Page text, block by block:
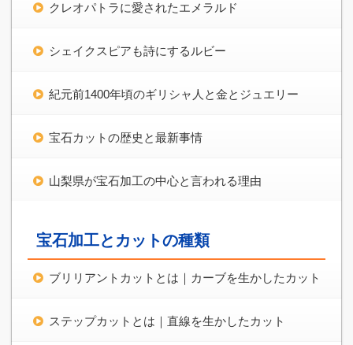
クレオパトラに愛されたエメラルド
シェイクスピアも詩にするルビー
紀元前1400年頃のギリシャ人と金とジュエリー
宝石カットの歴史と最新事情
山梨県が宝石加工の中心と言われる理由
宝石加工とカットの種類
ブリリアントカットとは｜カーブを生かしたカット
ステップカットとは｜直線を生かしたカット